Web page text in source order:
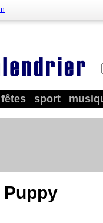
fêtes sport